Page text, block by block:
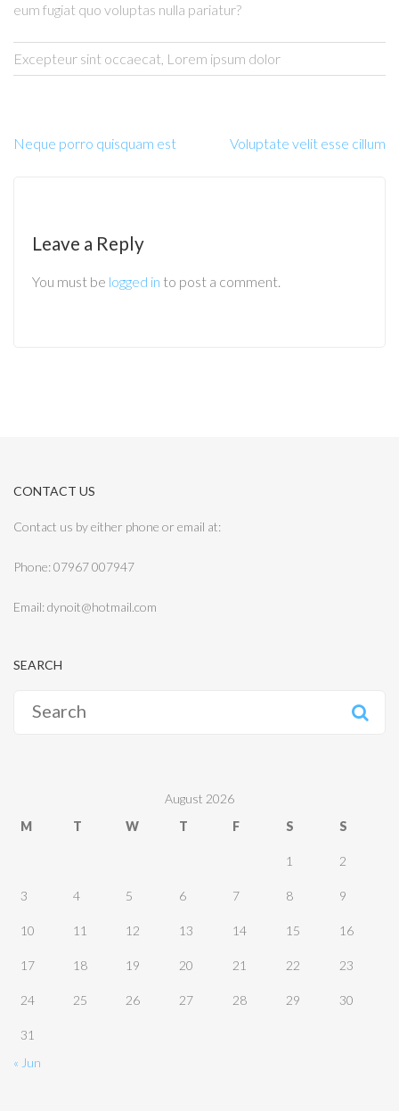
eum fugiat quo voluptas nulla pariatur?
Excepteur sint occaecat, Lorem ipsum dolor
Neque porro quisquam est Voluptate velit esse cillum
Leave a Reply
You must be logged in to post a comment.
CONTACT US
Contact us by either phone or email at:
Phone: 07967 007947
Email: dynoit@hotmail.com
SEARCH
for:
August 2026
M
T W T F S S
1 2
3 4 5 6 7 8 9
10 11 12 13 14 15 16
17 18 19 20 21 22 23
24 25 26 27 28 29 30
31
« Jun